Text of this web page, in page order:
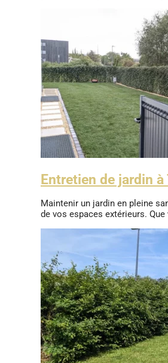
Entretien de jardin
Maintenir un jardin en pleine
de vos espaces extérieurs.